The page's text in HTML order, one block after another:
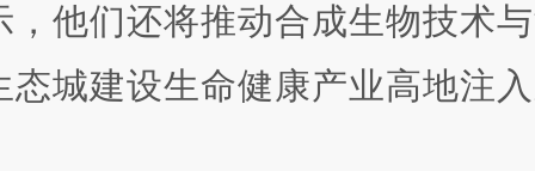
他们还将推动合成生物技术
城建设生命健康产业高地注